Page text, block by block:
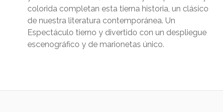
colorida completan esta tierna historia, un clásico
de nuestra literatura contemporánea. Un
Espectáculo tierno y divertido con un despliegue
escenográfico y de marionetas único.